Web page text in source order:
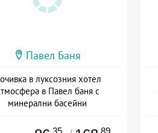
Павел Баня
в луксозния хотел
в Павел баня с
минерални басейни
.35 .89